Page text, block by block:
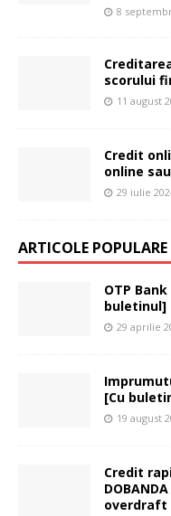
8
scorului
11 august
Credit
online
29 iulie
ARTICOLE POPULARE
OTP
buletinul]
29 aprilie
[Cu
19 august
Credit
overdraft